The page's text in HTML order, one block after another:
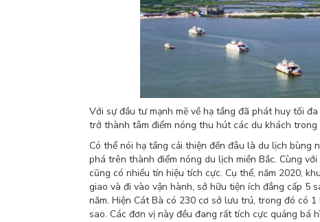
Với sự đầu tư mạnh mẽ về hạ tầng đã phát huy tối
trở thành tâm điểm nóng thu hút các du khách trong
Có thể nói hạ tầng cải thiện đến đâu là du lịch bùng
phá trên thành điểm nóng du lịch miền Bắc. Cùng
cũng có nhiều tín hiệu tích cực. Cụ thể, năm 2020,
giao và đi vào vận hành, sở hữu tiện ích đẳng cấp 5
năm. Hiện Cát Bà có 230 cơ sở lưu trú, trong đó có
sao. Các đơn vị này đều đang rất tích cực quảng bá